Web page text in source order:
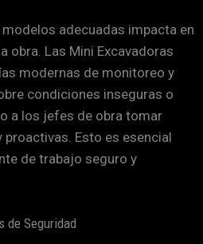
adecuadas impacta en
obra. Las Mini Excavadoras
modernas de monitoreo y
condiciones inseguras o
a los jefes de obra tomar
Esto es esencial
de trabajo seguro y
de Seguridad